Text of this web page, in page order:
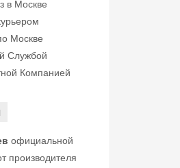
в Москве
Москве
Службой
Компанией
официальной
производителя